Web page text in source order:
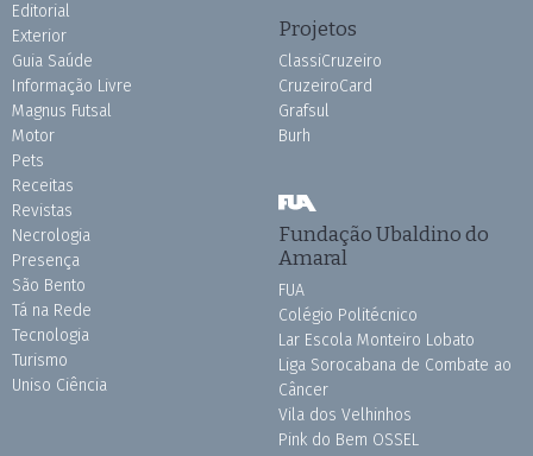
Editorial
Exterior
Guia Saúde
Informação Livre
Magnus Futsal
Motor
Pets
Receitas
Revistas
Necrologia
Presença
São Bento
Tá na Rede
Tecnologia
Turismo
Uniso Ciência
Projetos
ClassiCruzeiro
CruzeiroCard
Grafsul
Burh
Fundação Ubaldino do
Amaral
FUA
Colégio Politécnico
Lar Escola Monteiro Lobato
Liga Sorocabana de Combate ao
Câncer
Vila dos Velhinhos
Pink do Bem OSSEL